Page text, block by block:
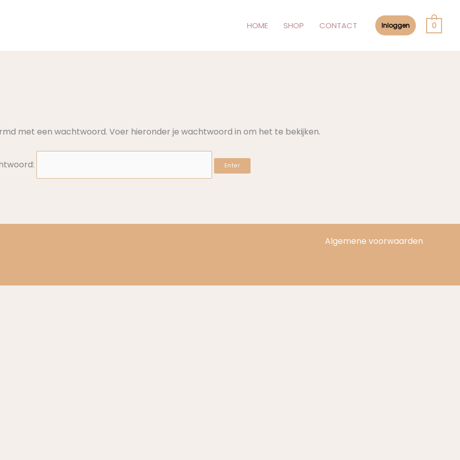
HOME SHOP CONTACT Inloggen 0
met een wachtwoord. Voer hieronder je wachtwoord in om het te bekijken.
Algemene voorwaarden